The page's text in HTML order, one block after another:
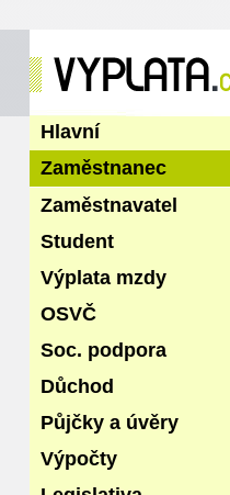
Hlavní
Zaměstnanec
Zaměstnavatel
Student
Výplata mzdy
OSVČ
Soc. podpora
Důchod
Půjčky a úvěry
Výpočty